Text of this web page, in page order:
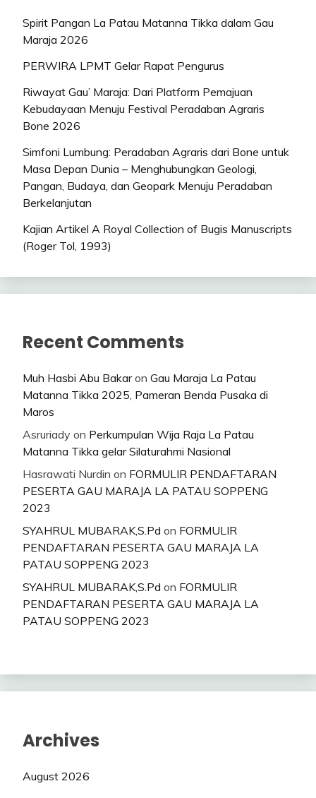
Spirit Pangan La Patau Matanna Tikka dalam Gau
Maraja 2026
PERWIRA LPMT Gelar Rapat Pengurus
Riwayat Gau’ Maraja: Dari Platform Pemajuan
Kebudayaan Menuju Festival Peradaban Agraris
Bone 2026
Simfoni Lumbung: Peradaban Agraris dari Bone untuk
Masa Depan Dunia – Menghubungkan Geologi,
Pangan, Budaya, dan Geopark Menuju Peradaban
Berkelanjutan
Kajian Artikel A Royal Collection of Bugis Manuscripts
(Roger Tol, 1993)
Recent Comments
Muh Hasbi Abu Bakaron Gau Maraja La Patau
Matanna Tikka 2025, Pameran Benda Pusaka di
Maros
Asruriady on Perkumpulan Wija Raja La Patau
Matanna Tikka gelar Silaturahmi Nasional
Hasrawati Nurdin on FORMULIR PENDAFTARAN
PESERTA GAU MARAJA LA PATAU SOPPENG
2023
SYAHRUL MUBARAK,S.Pd on FORMULIR
PENDAFTARAN PESERTA GAU MARAJA LA
PATAU SOPPENG 2023
SYAHRUL MUBARAK,S.Pd on FORMULIR
PENDAFTARAN PESERTA GAU MARAJA LA
PATAU SOPPENG 2023
Archives
August 2026